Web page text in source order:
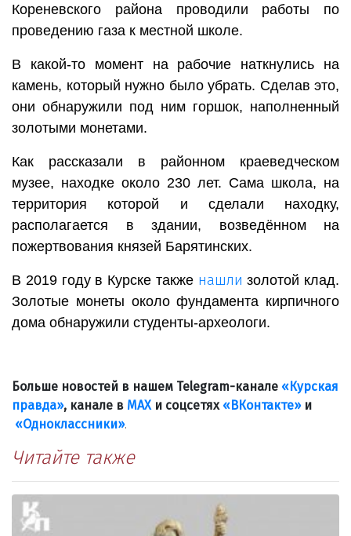
Кореневского района проводили работы по
проведению газа к местной школе.
В какой-то момент на рабочие наткнулись на
камень, который нужно было убрать. Сделав это,
они обнаружили под ним горшок, наполненный
золотыми монетами.
Как рассказали в районном краеведческом
музее, находке около 230 лет. Сама школа, на
территория которой и сделали находку,
располагается в здании, возведённом на
пожертвования князей Барятинских.
В 2019 году в Курске также нашли золотой клад.
Золотые монеты около фундамента кирпичного
дома обнаружили студенты-археологи.
Больше новостей в нашем Telegram-канале «Курская
правда», канале в МАХи соцсетях «ВКонтакте»и
«Одноклассники».
Читайте также